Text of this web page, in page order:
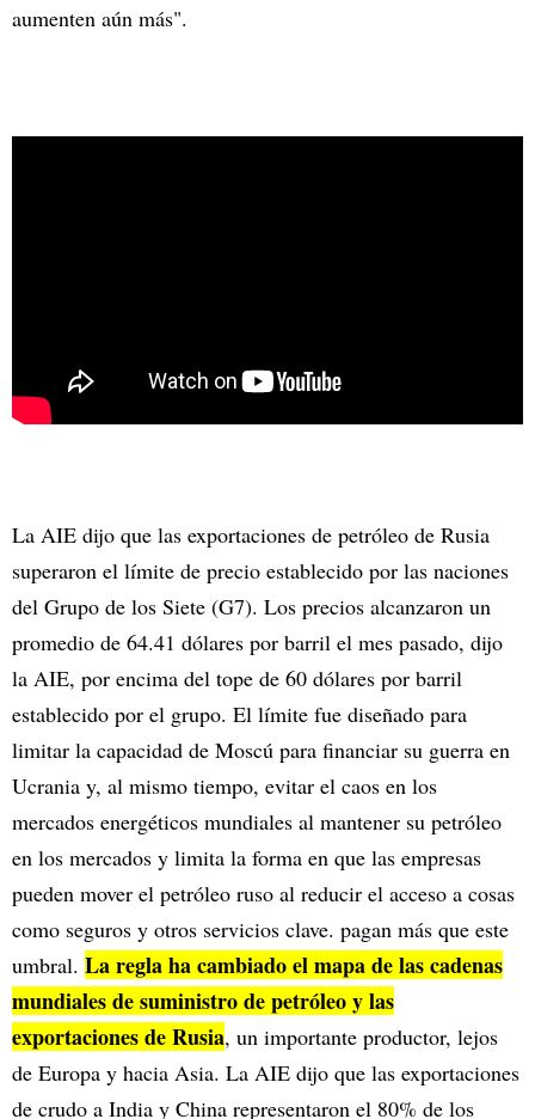
aumenten aún más".
La AIE dijo que las exportaciones de petróleo de Rusia
superaron el límite de precio establecido por las naciones
del Grupo de los Siete (G7). Los precios alcanzaron un
promedio de 64.41 dólares por barril el mes pasado, dijo
la AIE, por encima del tope de 60 dólares por barril
establecido por el grupo. El límite fue diseñado para
limitar la capacidad de Moscú para financiar su guerra en
Ucrania y, al mismo tiempo, evitar el caos en los
mercados energéticos mundiales al mantener su petróleo
en los mercados y limita la forma en que las empresas
pueden mover el petróleo ruso al reducir el acceso a cosas
como seguros y otros servicios clave. pagan más que este
umbral. La regla ha cambiado el mapa de las cadenas
mundiales de suministro de petróleo y las
exportaciones de Rusia, un importante productor, lejos
de Europa y hacia Asia. La AIE dijo que las exportaciones
de crudo a India y China representaron el 80% de los